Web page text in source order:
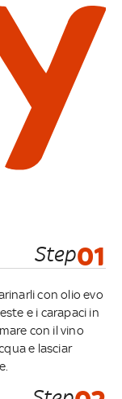
Step01
con olio evo
e i carapaci in
con il vino
e lasciar